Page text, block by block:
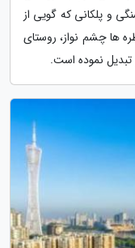
و پلکانی که گویی از
ها چشم نواز، روستای
تبدیل نموده است.